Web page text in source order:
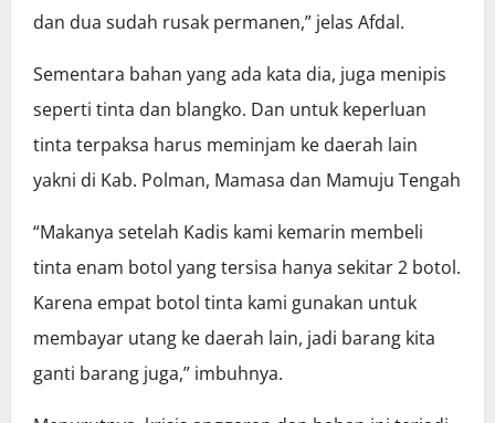
dan dua sudah rusak permanen,” jelas Afdal.
Sementara bahan yang ada kata dia, juga menipis
seperti tinta dan blangko. Dan untuk keperluan
tinta terpaksa harus meminjam ke daerah lain
yakni di Kab. Polman, Mamasa dan Mamuju Tengah
“Makanya setelah Kadis kami kemarin membeli
tinta enam botol yang tersisa hanya sekitar 2 botol.
Karena empat botol tinta kami gunakan untuk
membayar utang ke daerah lain, jadi barang kita
ganti barang juga,” imbuhnya.